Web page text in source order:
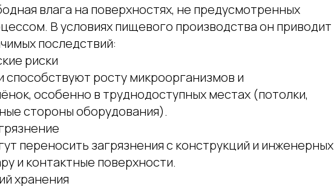
влага на поверхностях, не предусмотренных
В условиях пищевого производства он приводит
последствий:
риски
способствуют росту микроорганизмов и
особенно в труднодоступных местах (потолки,
стороны оборудования).
переносить загрязнения с конструкций и инженерных
и контактные поверхности.
хранения